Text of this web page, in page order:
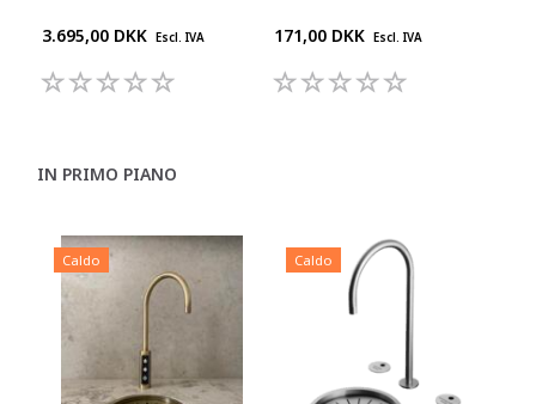
3.695,00 DKK Escl. IVA 171,00 DKK Escl. IVA
IN PRIMO PIANO
Caldo Caldo